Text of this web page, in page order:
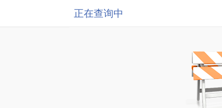
正在查询中